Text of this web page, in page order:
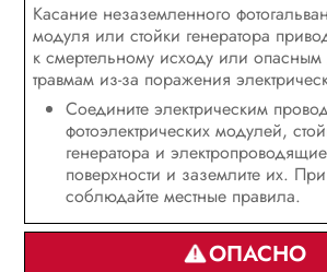
Касание незаземленного
модуля или стойки генератора
к смертельному исходу или
травмам из-за поражения
Соедините электрическим
фотоэлектрических модулей,
генератора и электропроводящие
поверхности и заземлите их.
соблюдайте местные правила.
ОПАСНО